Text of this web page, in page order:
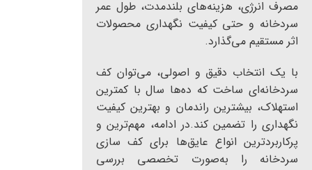
مصرف انرژی، هزینه‌های بلندمدت، طول عمر
سردخانه و حتی کیفیت نگهداری محصولات
اثر مستقیم می‌گذارد.
با یک انتخاب دقیق و اصولی، می‌توان کف
سردخانه‌ای ساخت که ده‌ها سال با کمترین
استهلاک، بیشترین راندمان و بهترین کیفیت
نگهداری را تضمین کند.در ادامه، مهم‌ترین و
پرکاربردترین انواع عایق‌ها برای کف سازی
سردخانه را به‌صورت تخصصی بررسی